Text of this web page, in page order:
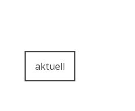
aktuell